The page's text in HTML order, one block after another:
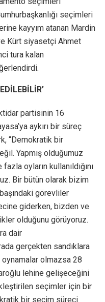
seçimleri
kayyım atanan Mardin
Kürt siyasetçi Ahmet
tura kalan
partisinin 16
aykırı bir süreç
“Demokratik bir
Yapmış olduğumuz
oyların kullanıldığını
Bir bütün olarak bizim
görevliler
giderken, bizden ve
olduğunu görüyoruz.
dair
gerçekten sandıklara
olmazsa 28
lehine gelişeceğini
seçimler için bir
bir seçim süreci